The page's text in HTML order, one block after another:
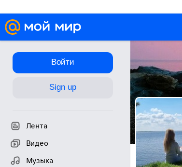
Войти
Sign up
Лента
Видео
Музыка